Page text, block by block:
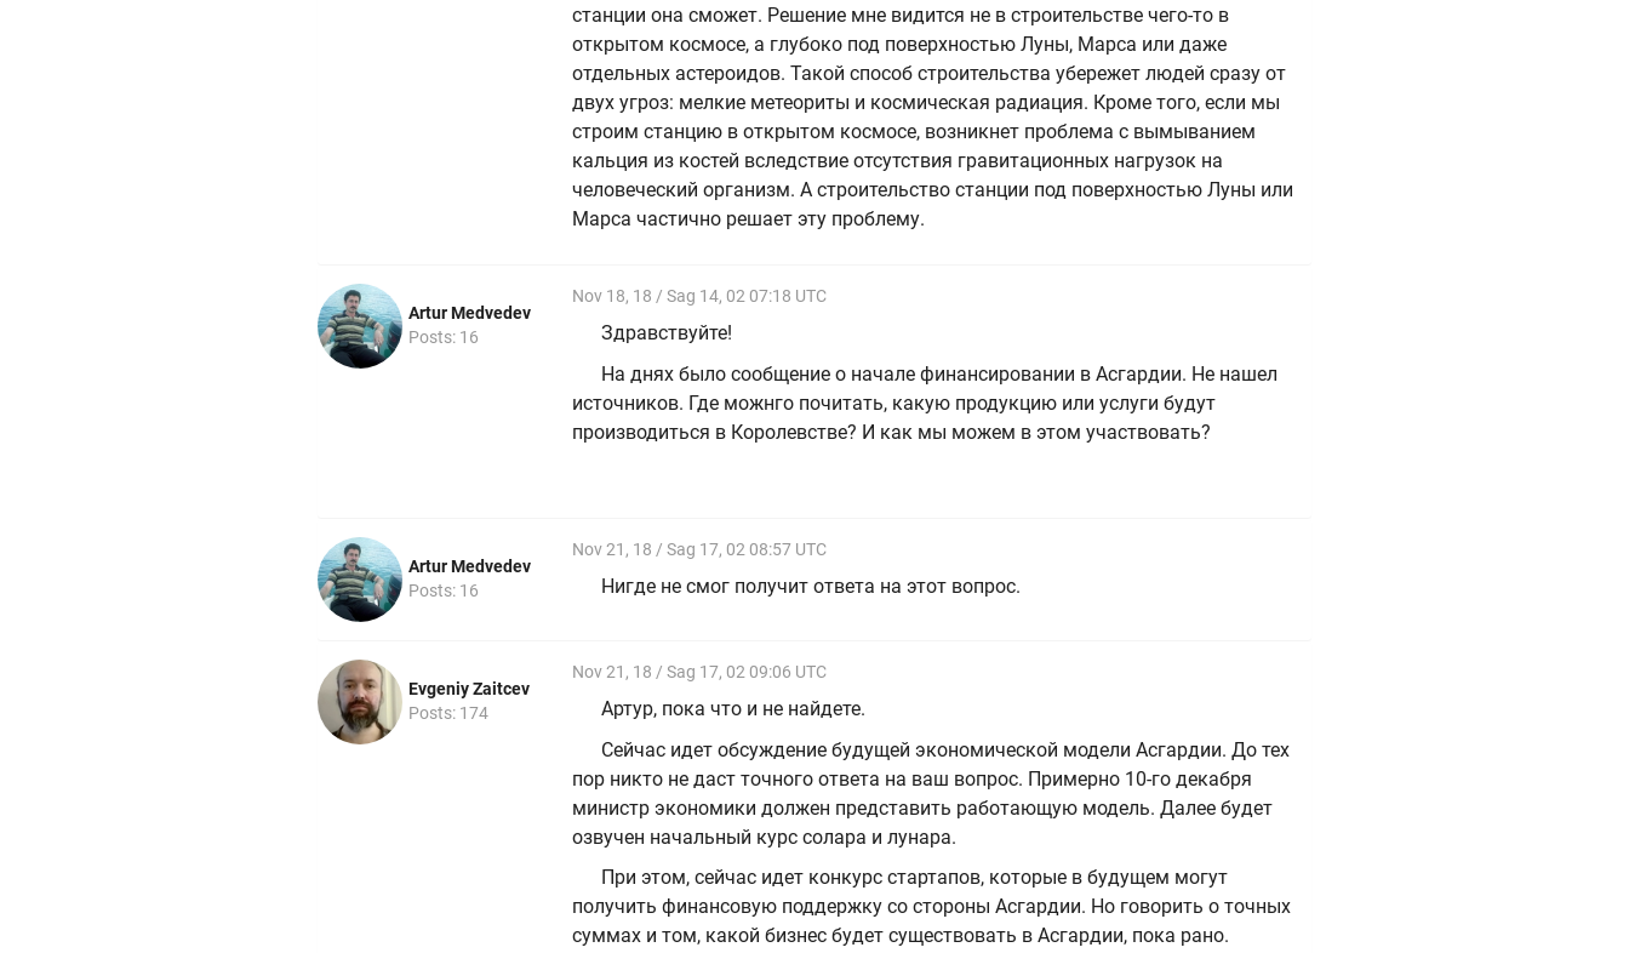
станции она сможет. Решение мне видится не в строительстве чего-то в
открытом космосе, а глубоко под поверхностью Луны, Марса или даже
отдельных астероидов. Такой способ строительства убережет людей сразу от
двух угроз: мелкие метеориты и космическая радиация. Кроме того, если мы
строим станцию в открытом космосе, возникнет проблема с вымыванием
кальция из костей вследствие отсутствия гравитационных нагрузок на
человеческий организм. А строительство станции под поверхностью Луны или
Марса частично решает эту проблему.
Artur Medvedev
Posts: 16
Nov 18, 18 / Sag 14, 02 07:18 UTC
Здравствуйте!
На днях было сообщение о начале финансировании в Асгардии. Не нашел
источников. Где можнго почитать, какую продукцию или услуги будут
производиться в Королевстве? И как мы можем в этом участвовать?
Artur Medvedev
Posts: 16
Nov 21, 18 / Sag 17, 02 08:57 UTC
Нигде не смог получит ответа на этот вопрос.
Evgeniy Zaitcev
Posts: 174
Nov 21, 18 / Sag 17, 02 09:06 UTC
Артур, пока что и не найдете.
Сейчас идет обсуждение будущей экономической модели Асгардии. До тех
пор никто не даст точного ответа на ваш вопрос. Примерно 10-го декабря
министр экономики должен представить работающую модель. Далее будет
озвучен начальный курс солара и лунара.
При этом, сейчас идет конкурс стартапов, которые в будущем могут
получить финансовую поддержку со стороны Асгардии. Но говорить о точных
суммах и том, какой бизнес будет существовать в Асгардии, пока рано.